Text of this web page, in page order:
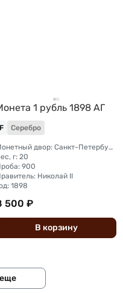
1 рубль 1898 АГ
F Серебро
Монетный двор: Санкт-Петербургский монетный двор
г: 20
900
Николай II
1898
500 ₽
В корзину